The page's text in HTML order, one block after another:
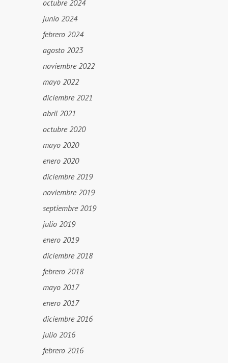
octubre 2024
junio 2024
febrero 2024
agosto 2023
noviembre 2022
mayo 2022
diciembre 2021
abril 2021
octubre 2020
mayo 2020
enero 2020
diciembre 2019
noviembre 2019
septiembre 2019
julio 2019
enero 2019
diciembre 2018
febrero 2018
mayo 2017
enero 2017
diciembre 2016
julio 2016
febrero 2016